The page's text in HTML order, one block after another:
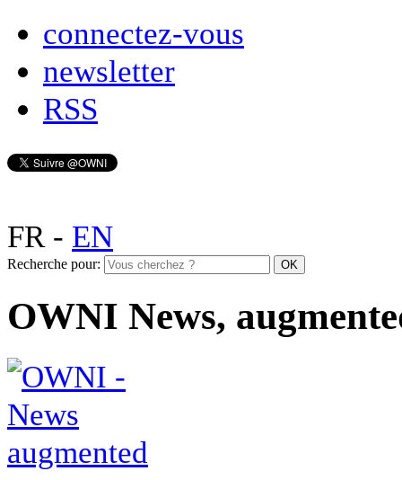
connectez-vous
newsletter
RSS
FR- EN
Recherche pour:
OWNI News,